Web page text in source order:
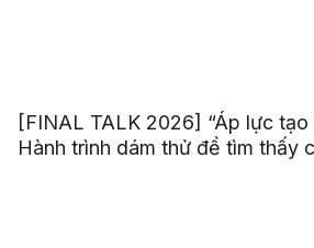
[FINAL TALK 2026] “Áp lực tạo
Hành trình dám thử để tìm thấy